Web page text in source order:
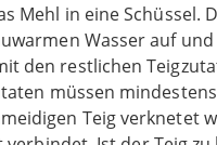
Mehl in eine Schüssel.
Wasser auf
den restlichen
müssen
Teig verknetet